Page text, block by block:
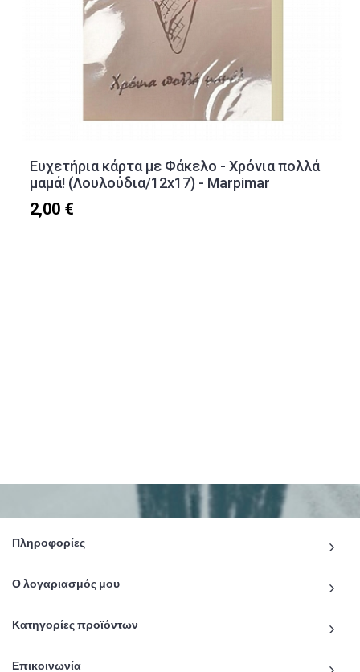
Ευχετήρια κάρτα με Φάκελο - Χρόνια πολλά
μαμά! (Λουλούδια/12x17) - Marpimar
2,00 €
Πληροφορίες
Ο λογαριασμός μου
Κατηγορίες προϊόντων
Επικοινωνία